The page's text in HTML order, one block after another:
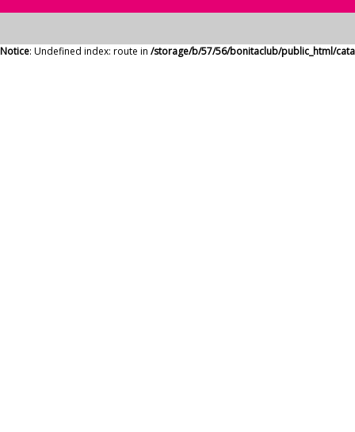
Notice: Undefined index: route in /storage/b/57/56/bonitaclub/public_html/